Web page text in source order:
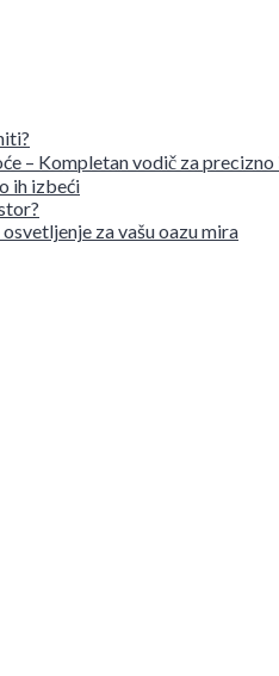
– Kompletan vodič za precizno
ih izbeći
za vašu oazu mira